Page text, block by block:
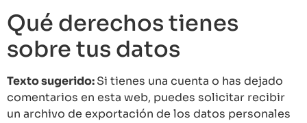
Qué derechos tienes
sobre tus datos
Texto sugerido:Si tienes una cuenta o has dejado
comentarios en esta web, puedes solicitar recibir
un archivo de exportación de los datos personales